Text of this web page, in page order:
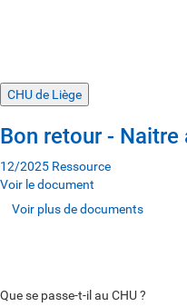
CHU de Liège
Bon retour - Naitre
12/2025 Ressource
Voir le document
Voir plus de documents
Que se passe-t-il au CHU ?